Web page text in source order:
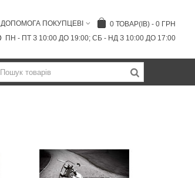
0 ТОВАР(ІВ) - 0 ГРН
ДОПОМОГА ПОКУПЦЕВІ
ПН - ПТ З 10:00 ДО 19:00; СБ - НД З 10:00 ДО 17:00